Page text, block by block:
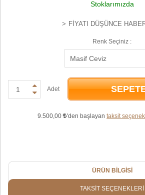
Stoklarımızda
FIYATI DÜŞÜNCE
Renk Seçiniz :
Adet
9.500,00 'den başlayan taksit
ÜRÜN BILGISI
TAKSIT SEÇENEKLERI